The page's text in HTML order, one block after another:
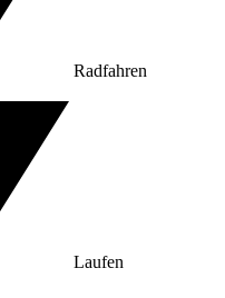
Radfahren
Laufen